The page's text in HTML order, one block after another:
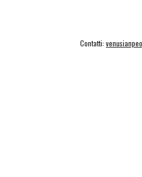
Contatti: